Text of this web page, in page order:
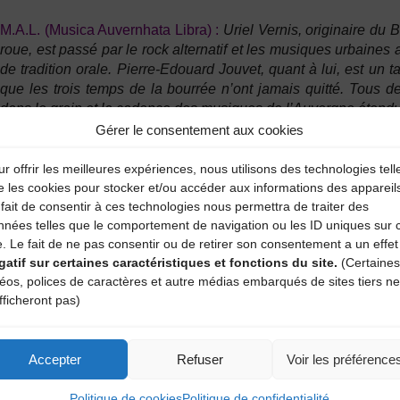
Gérer le consentement aux cookies
offrir les meilleures expériences, nous utilisons des technologies
les cookies pour stocker et/ou accéder aux informations des
de consentir à ces technologies nous permettra de traiter des
telles que le comportement de navigation ou les ID uniques sur
Le fait de ne pas consentir ou de retirer son consentement a un effet
sur certaines caractéristiques et fonctions du site. (Certaines
polices de caractères et autre médias embarqués de sites tiers ne
pas)
Accepter Refuser Voir les
M.A.L. (Musica Auvernhata Libra) : Uriel Vernis, originaire du
roue, est passé par le rock alternatif et les musiques
de tradition orale. Pierre-Edouard Jouvet, quant à lui, est un
que les trois temps de la bourrée n’ont jamais quitté. Tous
dans le grain et la cadence des musiques de l’Auvergne
Fête de tradition populaire
à partir de 15h, spectacle / bal avec les ensembles de La